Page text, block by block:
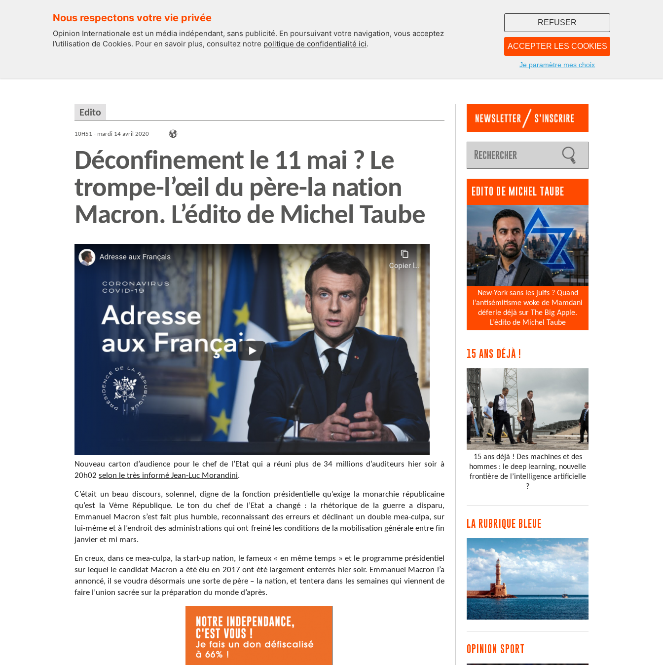
Nous respectons votre vie privée
Opinion Internationale est un média indépendant, sans publicité. En poursuivant votre navigation, vous acceptez
l’utilisation de Cookies. Pour en savoir plus, consultez notre politique de confidentialité ici. ACCEPTER LES COOKIES
REFUSER
Je paramètre mes choix
NOUS
Edito
10H51 - mardi 14 avril 2020
Déconfinement le 11 mai ? Le
trompe-l’œil du père-la nation
Macron. L’édito de Michel Taube
Nouveau carton d’audience pour le chef de l’Etat qui a réuni plus de 34 millions d’auditeurs hier soir à
20h02 selon le très informé Jean-Luc Morandini.
C’était un beau discours, solennel, digne de la fonction présidentielle qu’exige la monarchie républicaine
qu’est la Vème République. Le ton du chef de l’Etat a changé : la rhétorique de la guerre a disparu,
Emmanuel Macron s’est fait plus humble, reconnaissant des erreurs et déclinant un double mea-culpa, sur
lui-même et à l’endroit des administrations qui ont freiné les conditions de la mobilisation générale entre fin
janvier et mi mars.
En creux, dans ce mea-culpa, la start-up nation, le fameux « en même temps » et le programme présidentiel
sur lequel le candidat Macron a été élu en 2017 ont été largement enterrés hier soir. Emmanuel Macron l’a
annoncé, il se voudra désormais une sorte de père – la nation, et tentera dans les semaines qui viennent de
faire l’union sacrée sur la préparation du monde d’après.
EDITO DE MICHEL TAUBE
New-York sans les juifs ? Quand
l’antisémitisme woke de Mamdani
déferle déjà sur The Big Apple.
L’édito de Michel Taube
15 ANS DÉJÀ !
15 ans déjà ! Des machines et des
hommes : le deep learning, nouvelle
frontière de l’intelligence artificielle
?
LA RUBRIQUE BLEUE
OPINION SPORT